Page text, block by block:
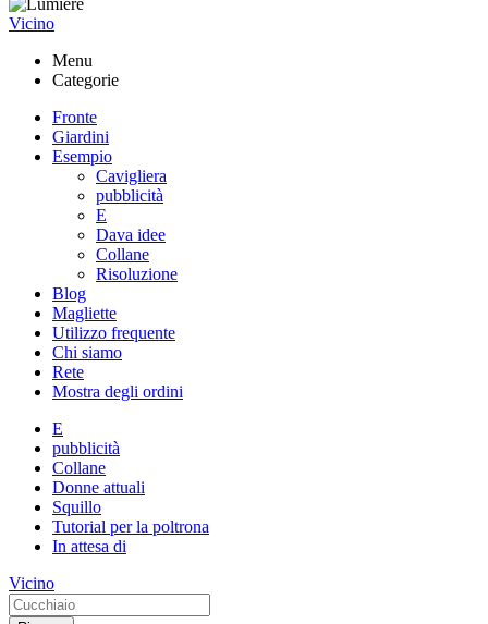
Vicino
Menu
Categorie
Fronte
Giardini
Esempio
Cavigliera
pubblicità
E
Dava idee
Collane
Risoluzione
Blog
Magliette
Utilizzo frequente
Chi siamo
Rete
Mostra degli ordini
E
pubblicità
Collane
Donne attuali
Squillo
Tutorial per la poltrona
In attesa di
Vicino